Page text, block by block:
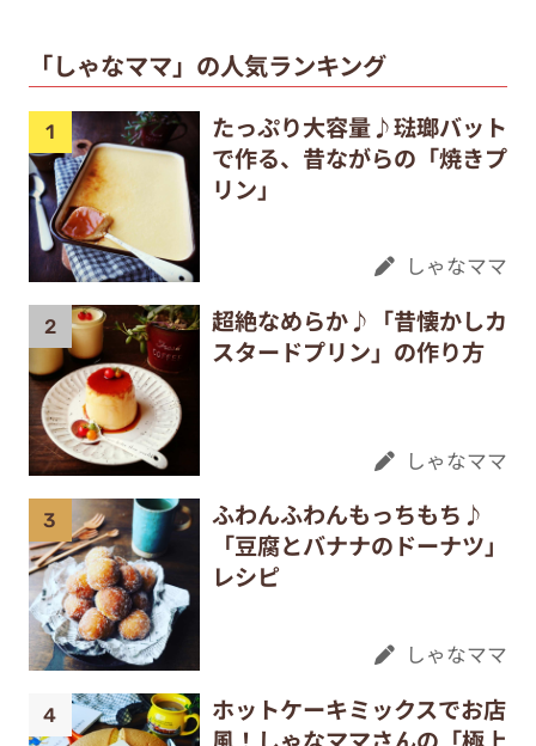
「しゃなママ」の人気ランキング
たっぷり大容量♪琺瑯バット
で作る、昔ながらの「焼きプ
リン」
しゃなママ
超絶なめらか♪「昔懐かしカ
スタードプリン」の作り方
しゃなママ
ふわんふわんもっちもち♪
「豆腐とバナナのドーナツ」
レシピ
しゃなママ
ホットケーキミックスでお店